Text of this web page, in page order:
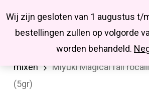
Wij zijn gesloten van 1 augustus t/
bestellingen zullen op volgorde
worden behandeld.
main
Missbluesieraden
MIYUKI en TOHO
mixen
Miyuki Magical fall
(5gr)